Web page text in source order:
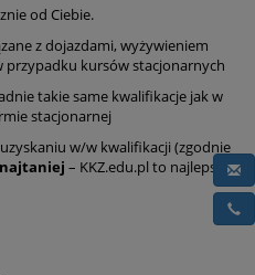
od Ciebie.
z dojazdami, wyżywieniem
przypadku kursów stacjonarnych
takie same kwalifikacje jak w
stacjonarnej
uzyskaniu w/w kwalifikacji (zgodnie
– KKZ.edu.pl to najlepsze